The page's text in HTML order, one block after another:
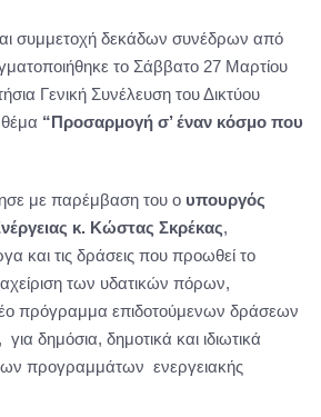
συμμετοχή δεκάδων συνέδρων από
το Σάββατο 27 Μαρτίου
Γενική Συνέλευση του Δικτύου
“Προσαρμογή σ’ έναν κόσμο που
με παρέμβαση του ο υπουργός
κ. Κώστας Σκρέκας,
και τις δράσεις που προωθεί το
των υδατικών πόρων,
πρόγραμμα επιδοτούμενων δράσεων
δημόσια, δημοτικά και ιδιωτικά
προγραμμάτων ενεργειακής